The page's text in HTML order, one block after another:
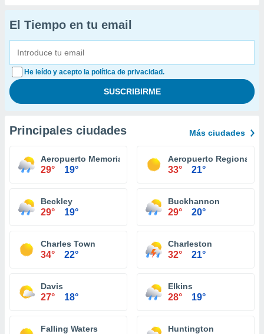
El Tiempo en tu email
He leído y acepto la política de privacidad.
Principales ciudades Más ciudades
Aeropuerto Memorial Raleigh County
29° 19°
Aeropuerto Regional
33° 21°
Beckley
29° 19°
Buckhannon
29° 20°
Charles Town
34° 22°
Charleston
32° 21°
Davis
27° 18°
Elkins
28° 19°
Falling Waters Huntington